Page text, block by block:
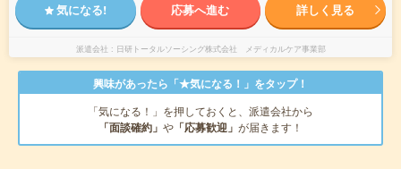
気になる! 応募へ進む 詳しく見る
派遣会社 日研トータルソーシング株式会社 メディカルケア事業部
興味があったら「★気になる！」をタップ！
「気になる！」を押しておくと、派遣会社から
「面談確約」 や 「応募歓迎」 が届きます！